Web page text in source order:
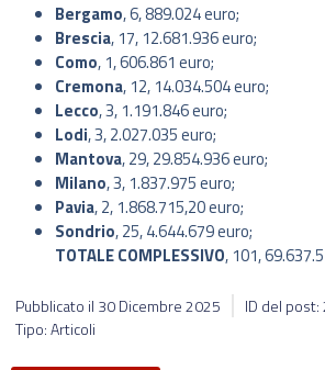
Bergamo, 6, 889.024 euro;
Brescia, 17, 12.681.936 euro;
Como, 1, 606.861 euro;
Cremona, 12, 14.034.504 euro;
Lecco, 3, 1.191.846 euro;
Lodi, 3, 2.027.035 euro;
Mantova, 29, 29.854.936 euro;
Milano, 3, 1.837.975 euro;
Pavia, 2, 1.868.715,20 euro;
Sondrio, 25, 4.644.679 euro;
TOTALE COMPLESSIVO, 101,
Pubblicato il 30 Dicembre 2025
ID del
Tipo: Articoli